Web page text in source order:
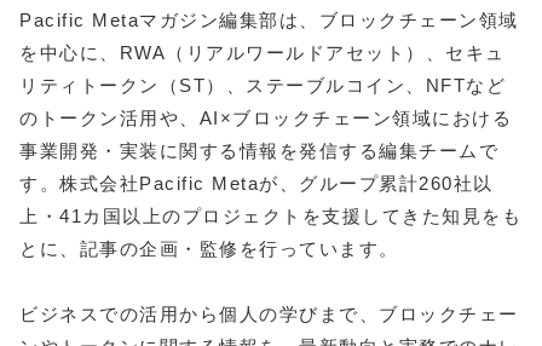
Pacific Metaマガジン編集部は、ブロックチェーン領域
を中心に、RWA（リアルワールドアセット）、セキュ
リティトークン（ST）、ステーブルコイン、NFTなど
のトークン活用や、AI×ブロックチェーン領域における
事業開発・実装に関する情報を発信する編集チームで
す。株式会社Pacific Metaが、グループ累計260社以
上・41カ国以上のプロジェクトを支援してきた知見をも
とに、記事の企画・監修を行っています。
ビジネスでの活用から個人の学びまで、ブロックチェー